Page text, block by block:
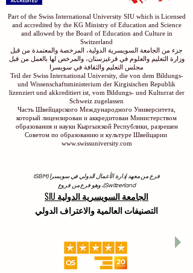
Part of the Swiss International University SIU which is Licensed
and accredited by the KG Ministry of Education and Science
and allowed by the Board of Education and Culture in
Switzerland
جزء من الجامعة السويسرية الدولية، المرخصة والمعتمدة من قبل
وزارة التعليم والعلوم في قرغيزستان، والمرخص لها بالعمل من قبل
مجلس التعليم والثقافة في سويسرا
Teil der Swiss International University, die von dem Bildungs-
und Wissenschaftsministerium der Kirgisischen Republik
lizenziert und akkreditiert ist, vom Bildungs- und Kulturrat der
Schweiz zugelassen
Часть Швейцарского Международного Университета,
который лицензирован и аккредитован Министерством
образования и науки Кыргызской Республики, разрешен
Советом по образованию и культуре Швейцарии
www.swissuniversity.com
فرع من معهد إدارة الأعمال الدولي في سويسرا (ISBM
Switzerland)، وهو فرع من فروع
الجامعة السويسرية الدولية SIU
التصنيفات العالمية والاعتراف الدولي